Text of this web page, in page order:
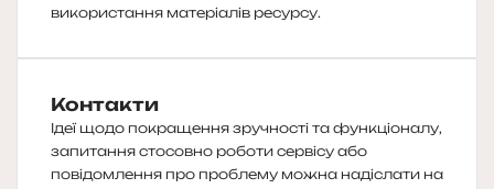
використання матеріалів ресурсу.
Контакти
Ідеї щодо покращення зручності та функціоналу,
запитання стосовно роботи сервісу або
повідомлення про проблему можна надіслати на